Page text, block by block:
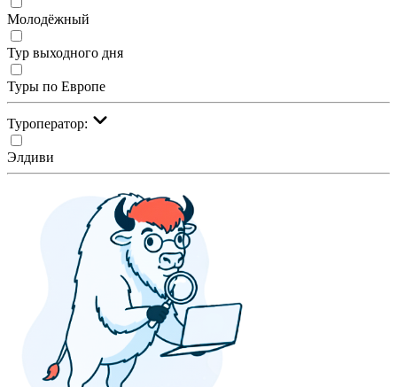
Молодёжный
Тур выходного дня
Туры по Европе
Туроператор:
Элдиви